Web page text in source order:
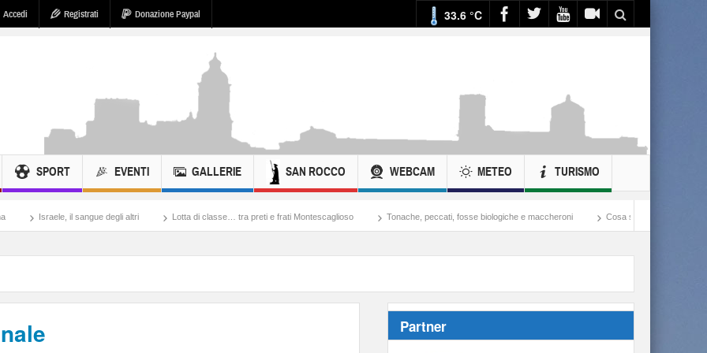
Accedi Registrati Donazione Paypal 33.6 °C
SPORT EVENTI GALLERIE SAN ROCCO WEBCAM METEO TURISMO
degli altri Lotta di classe… tra preti e frati Montescaglioso Tonache, peccati, fosse biologiche e maccheroni Cosa si potrebbe fare con ciò che si spende nella
Partner